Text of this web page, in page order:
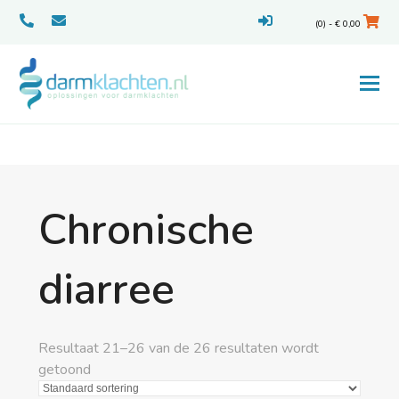
(0) - €0,00
Chronische
diarree
Resultaat 21–26 van de 26 resultaten wordt
getoond